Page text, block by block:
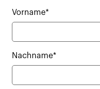
Vorname*
Nachname*